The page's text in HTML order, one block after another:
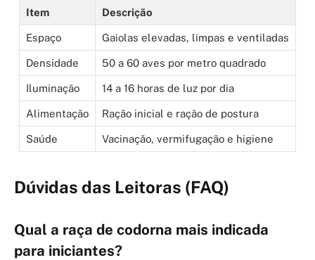
Item Descrição
Espaço Gaiolas elevadas, limpas e ventiladas
Densidade 50 a 60 aves por metro quadrado
Iluminação 14 a 16 horas de luz por dia
Alimentação Ração inicial e ração de postura
Saúde Vacinação, vermifugação e higiene
Dúvidas das Leitoras (FAQ)
Qual a raça de codorna mais indicada
para iniciantes?